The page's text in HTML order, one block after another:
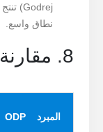
نطاق واسع.
8. مقارنة مع المبردات الأخرى
المبرد ODP